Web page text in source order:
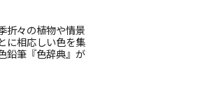
折々の植物や情景
に相応しい色を集
鉛筆『色辞典』が